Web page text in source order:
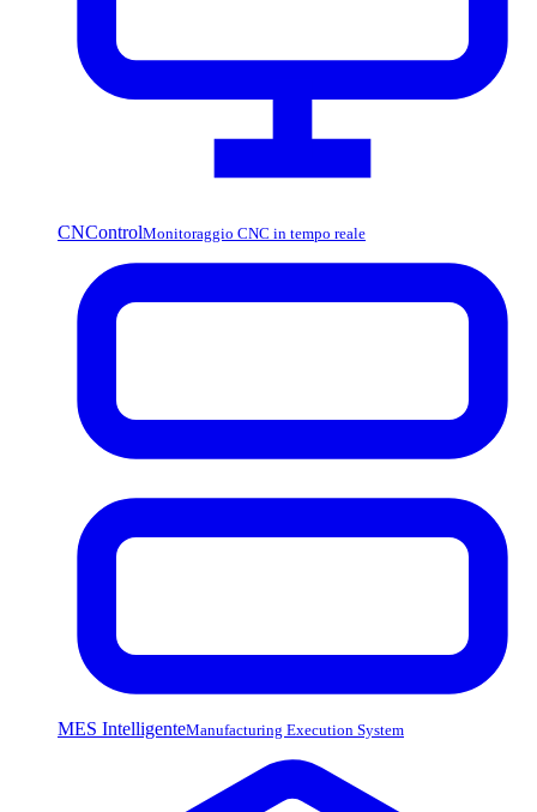
CNControlMonitoraggio CNC in tempo reale
MES IntelligenteManufacturing Execution System